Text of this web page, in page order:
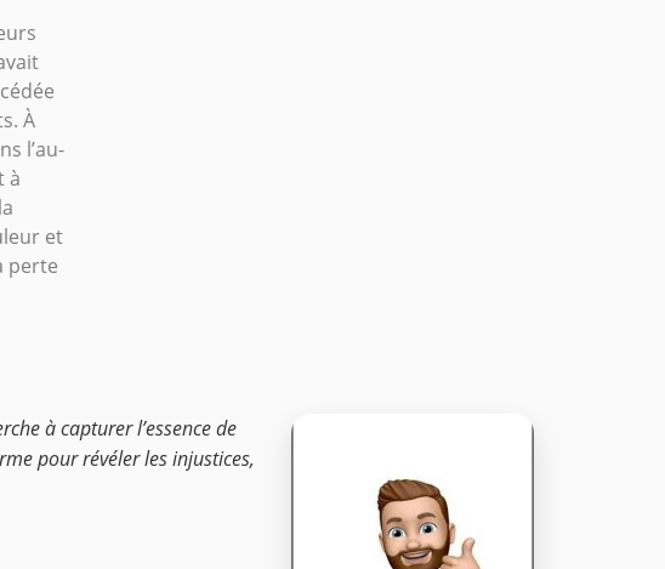
À
l’au-
à
et
perte
à capturer l’essence de
pour révéler les injustices,